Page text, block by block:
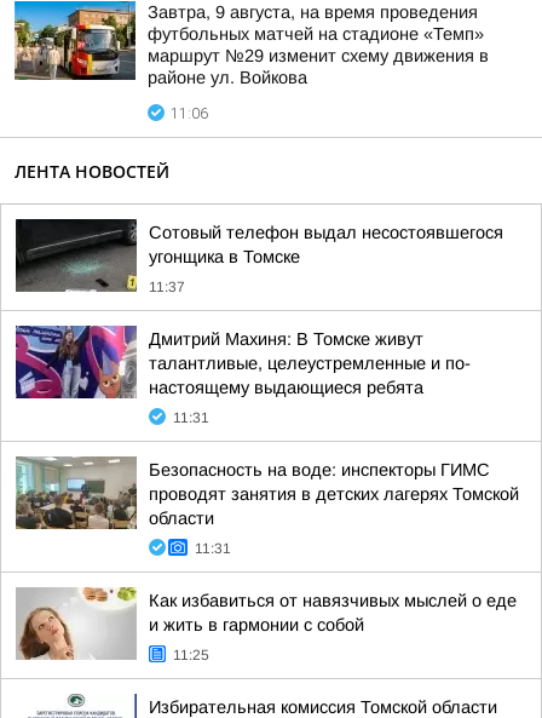
Завтра, 9 августа, на время проведения
футбольных матчей на стадионе «Темп»
маршрут №29 изменит схему движения в
районе ул. Войкова
11:06
ЛЕНТА НОВОСТЕЙ
Сотовый телефон выдал несостоявшегося
угонщика в Томске
11:37
Дмитрий Махиня: В Томске живут
талантливые, целеустремленные и по-
настоящему выдающиеся ребята
11:31
Безопасность на воде: инспекторы ГИМС
проводят занятия в детских лагерях Томской
области
11:31
Как избавиться от навязчивых мыслей о еде
и жить в гармонии с собой
11:25
Избирательная комиссия Томской области